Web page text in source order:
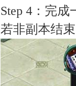
Step 4 ： 完成
若非副本结